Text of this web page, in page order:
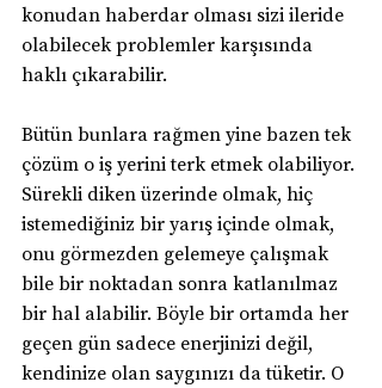
konudan haberdar olması sizi ileride
olabilecek problemler karşısında
haklı çıkarabilir.
Bütün bunlara rağmen yine bazen tek
çözüm o iş yerini terk etmek olabiliyor.
Sürekli diken üzerinde olmak, hiç
istemediğiniz bir yarış içinde olmak,
onu görmezden gelemeye çalışmak
bile bir noktadan sonra katlanılmaz
bir hal alabilir. Böyle bir ortamda her
geçen gün sadece enerjinizi değil,
kendinize olan saygınızı da tüketir. O